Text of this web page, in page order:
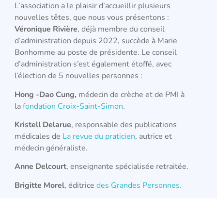
L’association a le plaisir d’accueillir plusieurs
nouvelles têtes, que nous vous présentons :
Véronique Rivière, déjà membre du conseil
d’administration depuis 2022, succède à Marie
Bonhomme au poste de présidente. Le conseil
d’administration s’est également étoffé, avec
l’élection de 5 nouvelles personnes :
Hong -Dao Cung, médecin de crèche et de PMI à
lafondation Croix-Saint-Simon.
Kristell Delarue, responsable des publications
médicales de La revue du praticien, autrice et
médecin généraliste.
Anne Delcourt, enseignante spécialisée retraitée.
Brigitte Morel, éditrice des Grandes Personnes.